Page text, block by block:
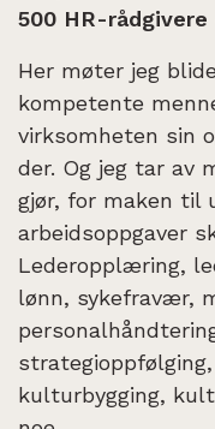
500 HR-rådgivere
Her møter jeg
kompetente
virksomheten sin
der. Og jeg tar av
gjør, for maken til
arbeidsoppgaver
Lederopplæring,
lønn, sykefravær,
kulturbygging,